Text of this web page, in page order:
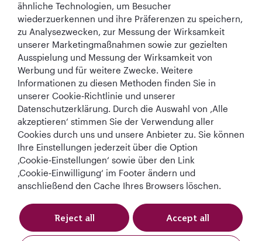
Middle East
World's Best
Airline
World's Best
Business Class
Lounge
AGB Cookie-Richtlinie
Diese Website wird von Qatar Airways Holidays betrieben. Die Produkte
ähnliche Technologien, um Besucher
wiederzuerkennen und ihre Präferenzen zu speichern,
zu Analysezwecken, zur Messung der Wirksamkeit
unserer Marketingmaßnahmen sowie zur gezielten
Ausspielung und Messung der Wirksamkeit von
Werbung und für weitere Zwecke. Weitere
Informationen zu diesen Methoden finden Sie in
unserer Cookie‑Richtlinie und unserer
Datenschutzerklärung. Durch die Auswahl von ‚Alle
akzeptieren‘ stimmen Sie der Verwendung aller
Cookies durch uns und unsere Anbieter zu. Sie können
Ihre Einstellungen jederzeit über die Option
‚Cookie‑Einstellungen‘ sowie über den Link
‚Cookie‑Einwilligung‘ im Footer ändern und
anschließend den Cache Ihres Browsers löschen.
Reject all Accept all